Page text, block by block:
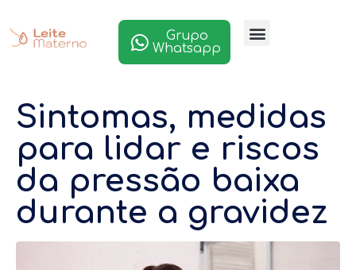
Grupo
Whatsapp
Sintomas, medidas
para lidar e riscos
da pressão baixa
durante a gravidez